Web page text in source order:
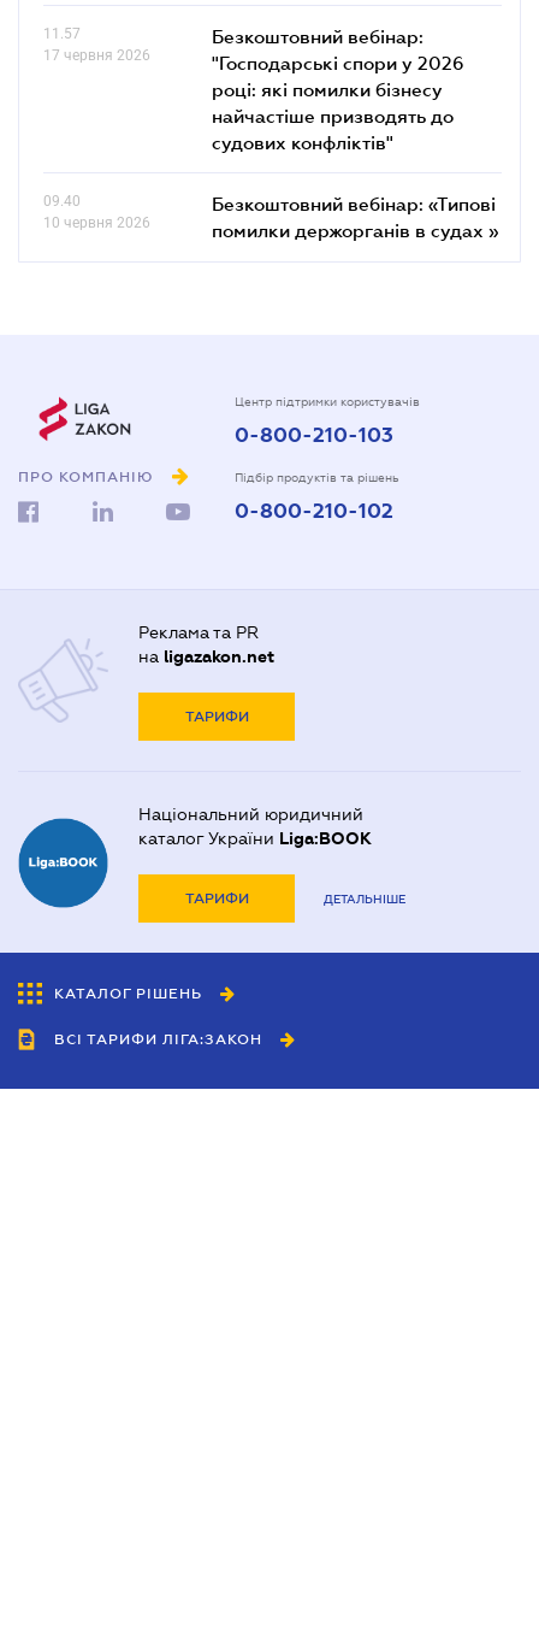
11.57
17 червня 2026
Безкоштовний вебінар:
"Господарські спори у 2026
році: які помилки бізнесу
найчастіше призводять до
судових конфліктів"
09.40
10 червня 2026
Безкоштовний вебінар: «Типові
помилки держорганів в судах »
ПРО КОМПАНІЮ
Центр підтримки користувачів
0-800-210-103
Підбір продуктів та рішень
0-800-210-102
Реклама та PR
на ligazakon.net
ТАРИФИ
Національний юридичний
каталог України Liga:BOOK
ТАРИФИ ДЕТАЛЬНІШЕ
КАТАЛОГ РІШЕНЬ
ВСІ ТАРИФИ ЛІГА:ЗАКОН